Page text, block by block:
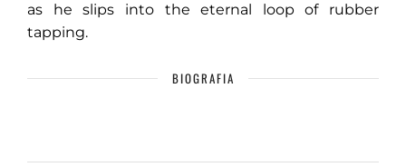
as he slips into the eternal loop of rubber
tapping.
BIOGRAFIA